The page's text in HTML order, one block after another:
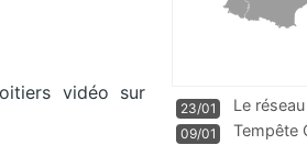
vidéo sur
23/01
Le
m
09/01
Tempête